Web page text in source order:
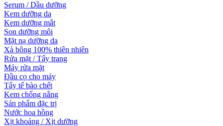
Serum / Dầu dưỡng
Kem dưỡng da
Kem dưỡng mắt
Son dưỡng môi
Mặt nạ dưỡng da
Xà bông 100% thiên nhiên
Rửa mặt / Tẩy trang
Máy rửa mặt
Đầu cọ cho máy
Tẩy tế bào chết
Kem chống nắng
Sản phẩm đặc trị
Nước hoa hồng
Xịt khoáng / Xịt dưỡng